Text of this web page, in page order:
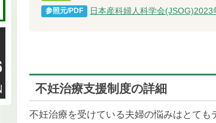
参照元/PDF 日本産科婦人科学会(JSOG)2023
不妊治療支援制度の詳細
不妊治療を受けている夫婦の悩みはとても